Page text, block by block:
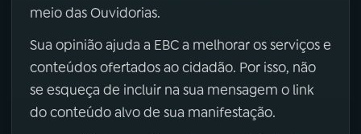
meio das Ouvidorias.
Sua opinião ajuda a EBC a melhorar os serviços e
conteúdos ofertados ao cidadão. Por isso, não
se esqueça de incluir na sua mensagem o link
do conteúdo alvo de sua manifestação.